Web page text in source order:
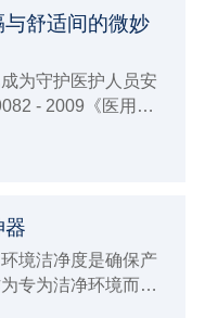
舒适间的微妙
为守护医护人员安
- 2009《医用一
器
境洁净度是确保产
专为洁净环境而生